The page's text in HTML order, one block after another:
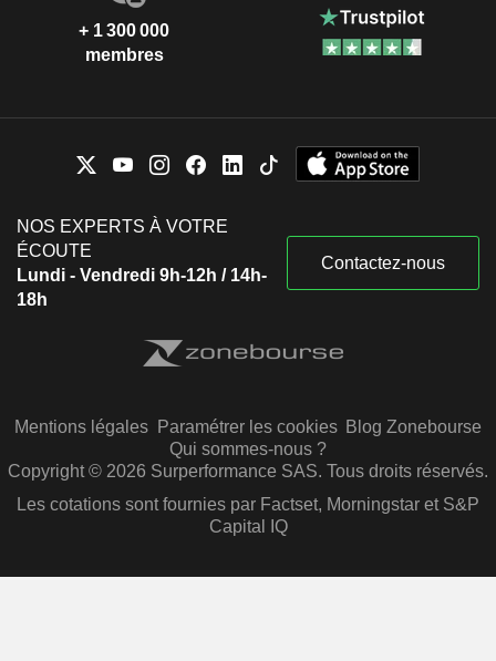
+ 1 300 000
membres
NOS EXPERTS À VOTRE
ÉCOUTE
Lundi - Vendredi 9h-12h / 14h-
18h
Contactez-nous
Mentions légales Paramétrer les cookies Blog Zonebourse
Qui sommes-nous ?
Copyright © 2026 Surperformance SAS. Tous droits réservés.
Les cotations sont fournies par Factset, Morningstar et S&P
Capital IQ